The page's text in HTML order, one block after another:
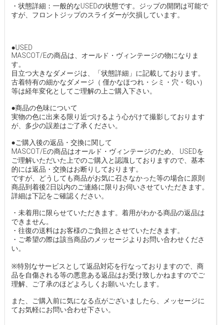
・状態詳細：一般的なUSEDの状態です。ジップの開閉は可能で
すが、フロントジップのスライダーが欠損しています。
●USED
MASCOT/Eの商品は、オールド・ヴィンテージの物になりま
す。
目立つ大きなダメージは、「状態詳細」に記載しております。
古着特有の細かなダメージ（ 僅かなほつれ・シミ・穴・匂い）
等は経年変化としてご理解の上ご購入下さい。
●商品の色味について
実物の色に出来る限り近づけるよう心がけて撮影しております
が、多少の誤差はご了承ください。
●ご購入後の返品・交換に関して
MASCOT/Eの商品はオールド・ヴィンテージのため、 USEDを
ご理解いただいた上でのご購入と認識しておりますので、基本
的には返品・交換はお断りしております。
ですが、どうしても商品がお気に召さなかった等の場合に原則
商品到着後2日以内のご連絡に限りお伺いさせていただきます。
詳細は下記をご確認ください。
・未着用に限らせていただきます。着用がわかる商品の返品は
できません。
・往復の送料はお客様のご負担とさせていただきます。
・ご希望の際は該当商品のメッセージよりお問い合わせくださ
い。
※特別なサービスとして返品対応を行なっておりますので、商
品を自傷される等の悪意ある返品はお受け致しかねますのでご
理解、ご了承のほどよろしくお願いいたします。
また、ご購入前に気になる点がございましたら、メッセージに
てお気軽にお問い合わせ下さい。